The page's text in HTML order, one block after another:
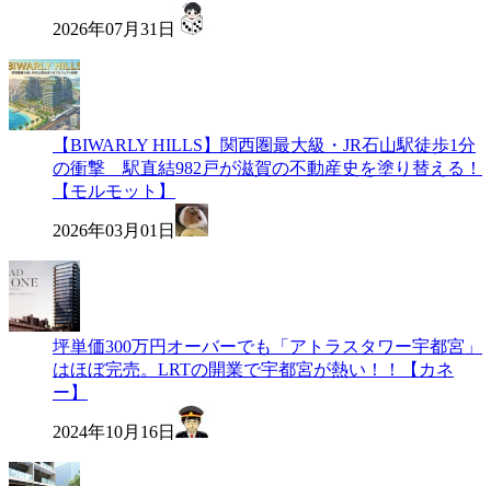
2026年07月31日
【BIWARLY HILLS】関西圏最大級・JR石山駅徒歩1分
の衝撃 駅直結982戸が滋賀の不動産史を塗り替える！
【モルモット】
2026年03月01日
坪単価300万円オーバーでも「アトラスタワー宇都宮」
はほぼ完売。LRTの開業で宇都宮が熱い！！【カネ
ー】
2024年10月16日